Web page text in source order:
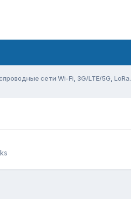
сети Wi-Fi, 3G/LTE/5G,